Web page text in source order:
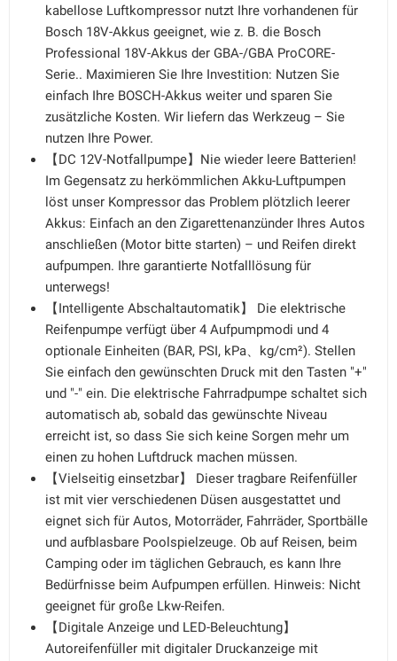
kabellose Luftkompressor nutzt Ihre vorhandenen für
Bosch 18V-Akkus geeignet, wie z. B. die Bosch
Professional 18V-Akkus der GBA-/GBA ProCORE-
Serie.. Maximieren Sie Ihre Investition: Nutzen Sie
einfach Ihre BOSCH-Akkus weiter und sparen Sie
zusätzliche Kosten. Wir liefern das Werkzeug – Sie
nutzen Ihre Power.
【DC 12V-Notfallpumpe】Nie wieder leere Batterien!
Im Gegensatz zu herkömmlichen Akku-Luftpumpen
löst unser Kompressor das Problem plötzlich leerer
Akkus: Einfach an den Zigarettenanzünder Ihres Autos
anschließen (Motor bitte starten) – und Reifen direkt
aufpumpen. Ihre garantierte Notfalllösung für
unterwegs!
【Intelligente Abschaltautomatik】 Die elektrische
Reifenpumpe verfügt über 4 Aufpumpmodi und 4
optionale Einheiten (BAR, PSI, kPa、kg/cm²). Stellen
Sie einfach den gewünschten Druck mit den Tasten "+"
und "-" ein. Die elektrische Fahrradpumpe schaltet sich
automatisch ab, sobald das gewünschte Niveau
erreicht ist, so dass Sie sich keine Sorgen mehr um
einen zu hohen Luftdruck machen müssen.
【Vielseitig einsetzbar】 Dieser tragbare Reifenfüller
ist mit vier verschiedenen Düsen ausgestattet und
eignet sich für Autos, Motorräder, Fahrräder, Sportbälle
und aufblasbare Poolspielzeuge. Ob auf Reisen, beim
Camping oder im täglichen Gebrauch, es kann Ihre
Bedürfnisse beim Aufpumpen erfüllen. Hinweis: Nicht
geeignet für große Lkw-Reifen.
【Digitale Anzeige und LED-Beleuchtung】
Autoreifenfüller mit digitaler Druckanzeige mit